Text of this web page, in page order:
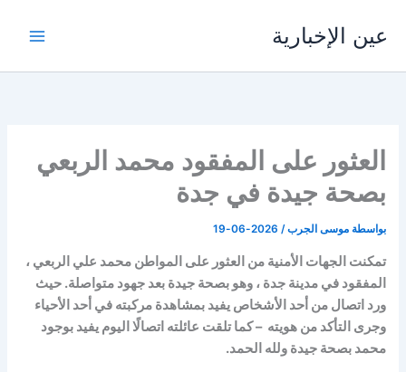
المحتوى
عين الإخبارية
العثور على المفقود محمد الربعي
بصحة جيدة في جدة
بواسطة موسى الجرب/
2026-06-19
تمكنت الجهات الأمنية من العثور على المواطن محمد علي الربعي ،
المفقود في مدينة جدة ، وهو بصحة جيدة بعد جهود متواصلة. حيث
ورد اتصال من أحد الأشخاص يفيد بمشاهدة مركبته في أحد الأحياء
وجرى التأكد من هويته – كما تلقت عائلته اتصالًا اليوم يفيد بوجود
محمد بصحة جيدة ولله الحمد.